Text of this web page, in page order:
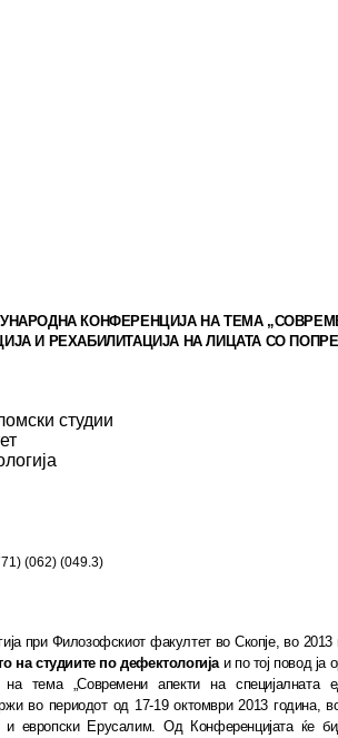
КОНФЕРЕНЦИЈА НА ТЕМА
И РЕХАБИЛИТАЦИЈА НА ЛИЦАТА СО
студии
a
(062) (049.3)
при Филозофскиотфакултет во Скопје, во 2013
на студиите по дефектологијаи по тој повод ја
на тема „Современи апекти на специјалната
жи во периодот од 17-19 октомври 2013 година,
и европски Ерусалим. Од Конференцијата ќе